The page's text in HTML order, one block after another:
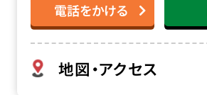
電話をかける
地図・アクセス